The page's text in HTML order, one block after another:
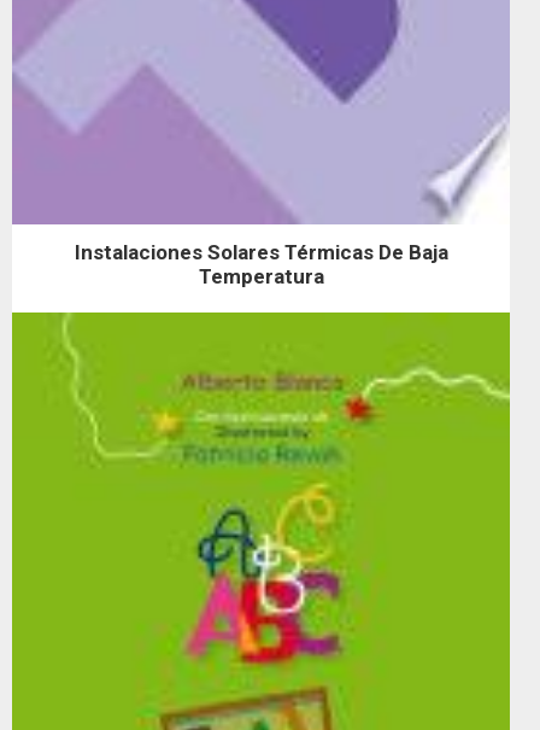
Instalaciones Solares Térmicas De Baja
Temperatura